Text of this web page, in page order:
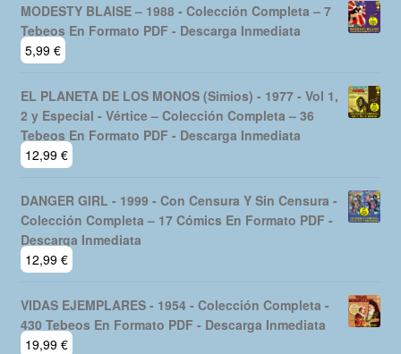
MODESTY BLAISE – 1988 - Colección Completa – 7
Tebeos En Formato PDF - Descarga Inmediata
5,99 €
EL PLANETA DE LOS MONOS (Simios) - 1977 - Vol 1,
2 y Especial - Vértice – Colección Completa – 36
Tebeos En Formato PDF - Descarga Inmediata
12,99 €
DANGER GIRL - 1999 - Con Censura Y Sin Censura -
Colección Completa – 17 Cómics En Formato PDF -
Descarga Inmediata
12,99 €
VIDAS EJEMPLARES - 1954 - Colección Completa -
430 Tebeos En Formato PDF - Descarga Inmediata
19,99 €